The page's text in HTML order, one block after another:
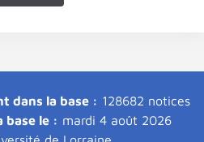
dans la base : 128682 notices
base le : mardi 4 août 2026